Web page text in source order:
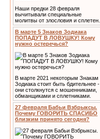
Наши предки 28 февраля
вычитывали специальные
молитвы от злословия и сплетен.
В марте 5 Знаков Зодиака
ПОПАДУТ В ЛОВУШКУ! Кому
нужно остеречься?
В марте 2021 некоторым Знакам
Зодиака стоит быть бдительнее -
они столкнутся с мошенниками,
обманщиками и сплетниками.
27 февраля Бабьи Взбрыксы.
Почему ГОВОРИТЬ СПАСИБО
близким принято сегодня?